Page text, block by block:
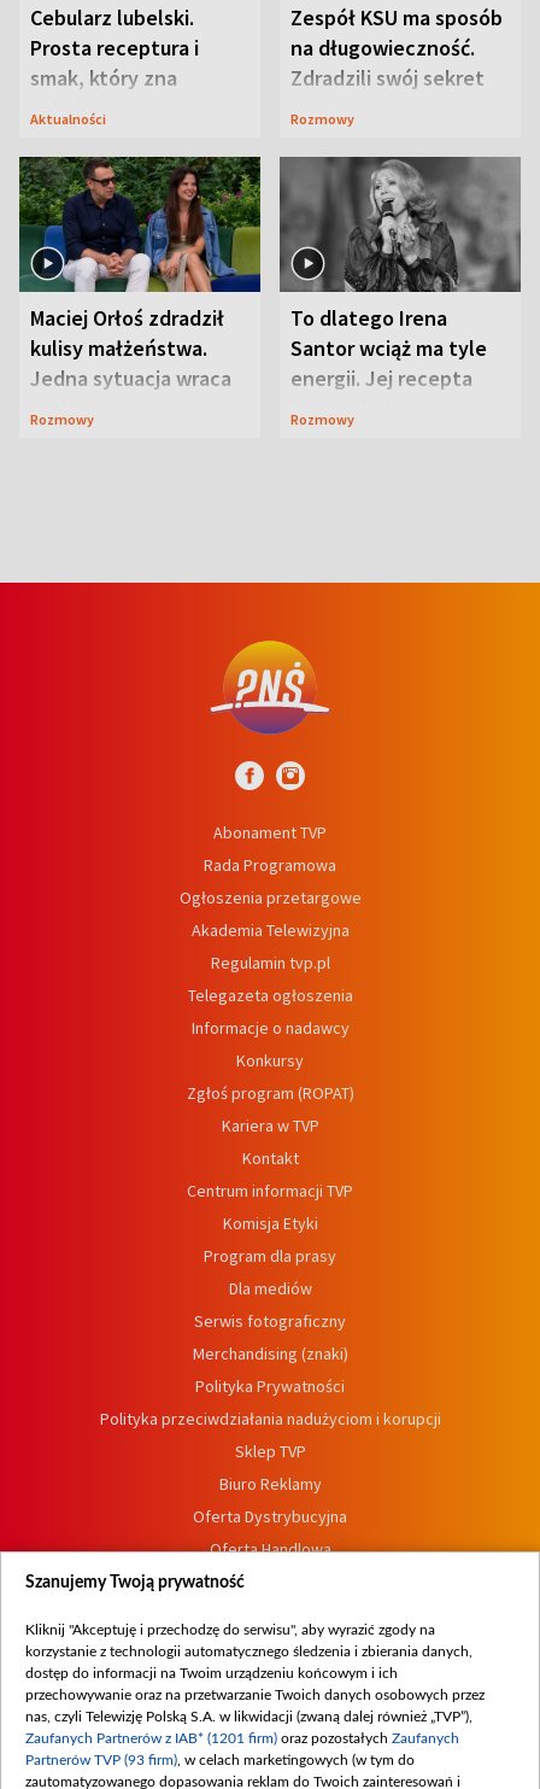
Cebularz lubelski.
Prosta receptura i
smak, który zna
Lubelszczyzna
Aktualności
Zespół KSU ma sposób
na długowieczność.
Zdradzili swój sekret
Rozmowy
Maciej Orłoś zdradził
kulisy małżeństwa.
Jedna sytuacja wraca
jak bumerang
Rozmowy
To dlatego Irena
Santor wciąż ma tyle
energii. Jej recepta
jest zaskakująco
Rozmowy
Abonament TVP
Rada Programowa
Ogłoszenia przetargowe
Akademia Telewizyjna
Regulamin tvp.pl
Telegazeta ogłoszenia
Informacje o nadawcy
Konkursy
Zgłoś program (ROPAT)
Kariera w TVP
Kontakt
Centrum informacji TVP
Komisja Etyki
Program dla prasy
Dla mediów
Serwis fotograficzny
Merchandising (znaki)
Polityka Prywatności
Polityka przeciwdziałania nadużyciom i korupcji
Sklep TVP
Biuro Reklamy
Oferta Dystrybucyjna
Oferta Handlowa
Dostępność
Procedura zgłoszeń wewnętrznych
Szanujemy Twoją prywatność
Kliknij "Akceptuję i przechodzę do serwisu", aby wyrazić zgody na
korzystanie z technologii automatycznego śledzenia i zbierania danych,
dostęp do informacji na Twoim urządzeniu końcowym i ich
przechowywanie oraz na przetwarzanie Twoich danych osobowych przez
nas, czyli Telewizję Polską S.A. w likwidacji (zwaną dalej również „TVP”),
Zaufanych Partnerów z IAB* (1201 firm) oraz pozostałych Zaufanych
Partnerów TVP (93 firm) , w celach marketingowych (w tym do
zautomatyzowanego dopasowania reklam do Twoich zainteresowań i